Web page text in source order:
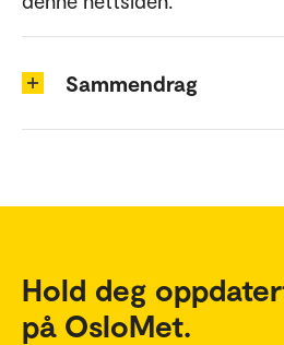
Sammendrag
Hold deg
på OsloMet.